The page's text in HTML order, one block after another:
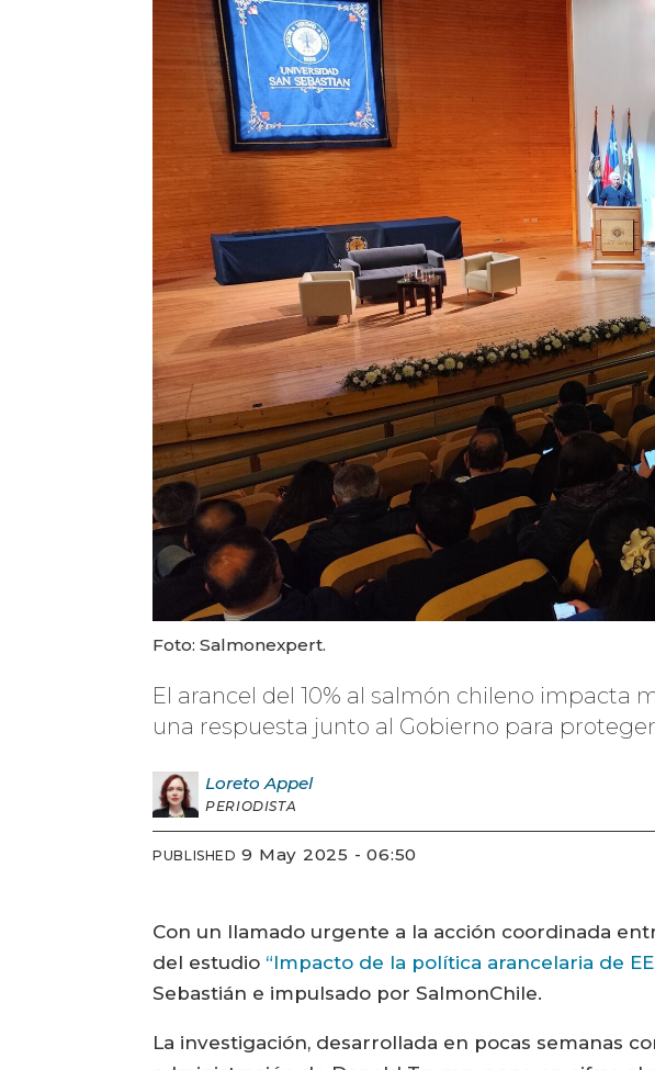
Foto: Salmonexpert.
El arancel del 10% al salmón chileno impacta
una respuesta junto al Gobierno para
Loreto Appel
PERIODISTA
PUBLISHED 9 May 2025 - 06:50
Con un llamado urgente a la acción coordinada
del estudio “Impacto de la política arancelaria de
Sebastián e impulsado por SalmonChile.
La investigación, desarrollada en pocas semanas